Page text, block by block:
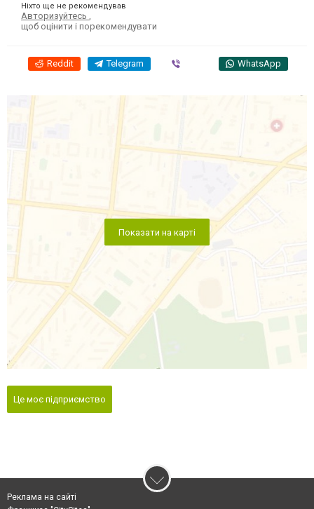
Ніхто ще не рекомендував
Авторизуйтесь
щоб оцінити і порекомендувати
Reddit Telegram WhatsApp
Показати на карті
Це моє підприємство
Реклама на сайті